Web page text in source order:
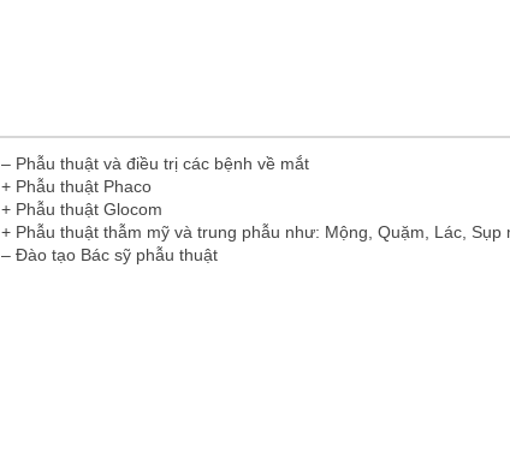
– Phẫu thuật và điều trị các bệnh về mắt
+ Phẫu thuật Phaco
+ Phẫu thuật Glocom
+ Phẫu thuật thẫm mỹ và trung phẫu như: Mộng, Quặm, Lác,
– Đào tạo Bác sỹ phẫu thuật